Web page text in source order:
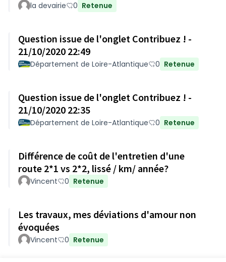
la devairie 0 Retenue
Question issue de l'onglet Contribuez ! -
21/10/2020 22:49
Département de Loire-Atlantique 0 Retenue
Question issue de l'onglet Contribuez ! -
21/10/2020 22:35
Département de Loire-Atlantique 0 Retenue
Différence de coût de l'entretien d'une
route 2*1 vs 2*2, lissé / km/ année?
Vincent 0 Retenue
Les travaux, mes déviations d'amour non
évoquées
Vincent 0 Retenue